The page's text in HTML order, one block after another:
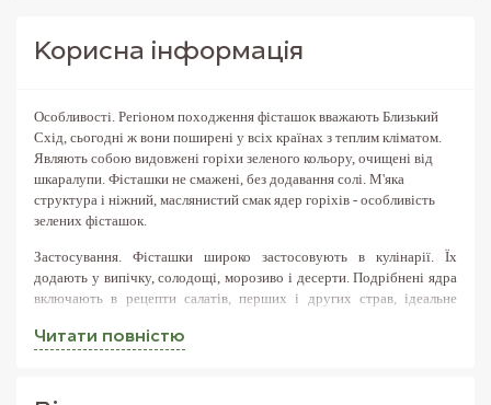
Корисна iнформацiя
Читати повнiстю
Особливості. Регіоном походження фісташок вважають Близький
Схід, сьогодні ж вони поширені у всіх країнах з теплим кліматом.
Являють собою видовжені горіхи зеленого кольору, очищені від
шкаралупи. Фісташки не смажені, без додавання солі. М'яка
структура і ніжний, маслянистий смак ядер горіхів - особливість
зелених фісташок.
Застосування. Фісташки широко застосовують в кулінарії. Їх
додають у випічку, солодощі, морозиво і десерти. Подрібнені ядра
включають в рецепти салатів, перших і других страв, ідеальне
закритому контейнері без доступу сонячних променів.
Вони багаті амінокислотами, які беруть участь у формуванні